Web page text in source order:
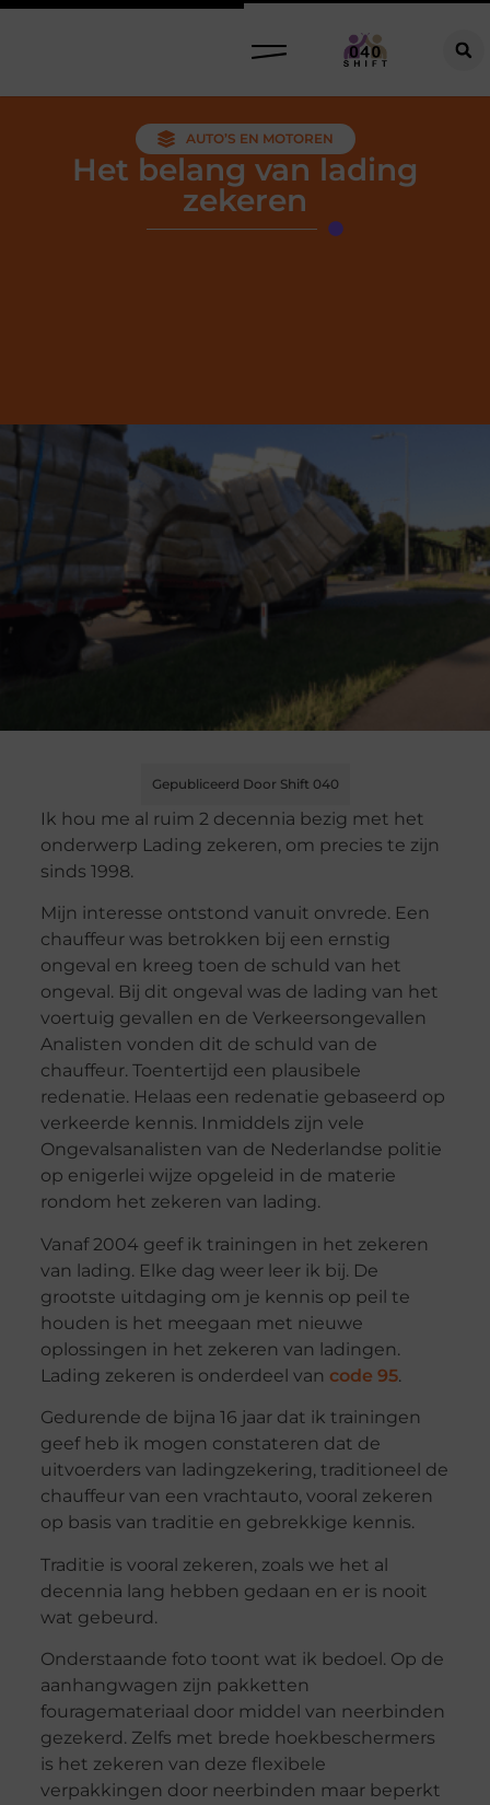
AUTO’S EN MOTOREN
Het belang van lading
zekeren
Gepubliceerd Door Shift 040
Ik hou me al ruim 2 decennia bezig met het
onderwerp Lading zekeren, om precies te zijn
sinds 1998.
Mijn interesse ontstond vanuit onvrede. Een
chauffeur was betrokken bij een ernstig
ongeval en kreeg toen de schuld van het
ongeval. Bij dit ongeval was de lading van het
voertuig gevallen en de Verkeersongevallen
Analisten vonden dit de schuld van de
chauffeur. Toentertijd een plausibele
redenatie. Helaas een redenatie gebaseerd op
verkeerde kennis. Inmiddels zijn vele
Ongevalsanalisten van de Nederlandse politie
op enigerlei wijze opgeleid in de materie
rondom het zekeren van lading.
Vanaf 2004 geef ik trainingen in het zekeren
van lading. Elke dag weer leer ik bij. De
grootste uitdaging om je kennis op peil te
houden is het meegaan met nieuwe
oplossingen in het zekeren van ladingen.
Lading zekeren is onderdeel van code 95.
Gedurende de bijna 16 jaar dat ik trainingen
geef heb ik mogen constateren dat de
uitvoerders van ladingzekering, traditioneel de
chauffeur van een vrachtauto, vooral zekeren
op basis van traditie en gebrekkige kennis.
Traditie is vooral zekeren, zoals we het al
decennia lang hebben gedaan en er is nooit
wat gebeurd.
Onderstaande foto toont wat ik bedoel. Op de
aanhangwagen zijn pakketten
fouragemateriaal door middel van neerbinden
gezekerd. Zelfs met brede hoekbeschermers
is het zekeren van deze flexibele
verpakkingen door neerbinden maar beperkt